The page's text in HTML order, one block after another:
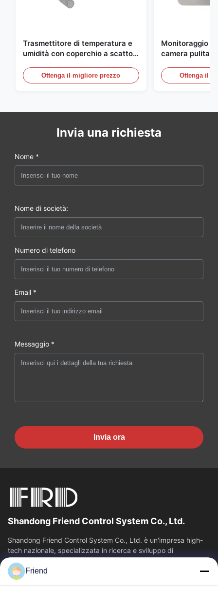
Trasmettitore di temperatura e
umidità con coperchio a scatto
acciaio inossidabile 316L
Ottenga il migliore prezzo
Monitoraggio
camera pulita
inossidabile
medico/fumo
Ottenga il
Invia una richiesta
Nome *
Nome di società:
Numero di telefono
Email *
Messaggio *
Invia ora
Shandong Friend Control System Co., Ltd.
Shandong Friend Control System Co., Ltd. è un'impresa high-
tech nazionale, specializzata in ricerca e sviluppo di
strumentazione, produzione e...
Collegamenti Rapidi
Friend